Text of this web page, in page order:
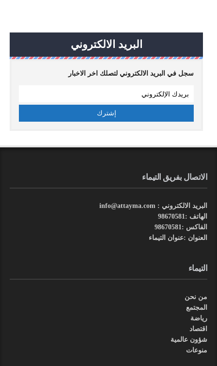
البريد الالكتروني
سجل في البريد الالكتروني لتصلك اخر الاخبار
الاتصال بفريق التيماء
البريد الالكتروني : info@attayma.com
الهاتف :98670581
الفاكس :98670581
العنوان :عنوان التيماء
التيماء
من نحن
المجتمع
رياضة
اقتصاد
شؤون عالمية
منوعات